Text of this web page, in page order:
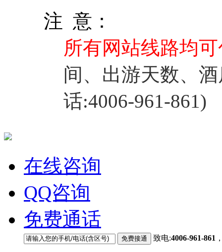
注 意：
所有网站线路均
间、出游天数、
话:4006-961-861)
在线咨询
QQ咨询
免费通话
致电:4006-961-861